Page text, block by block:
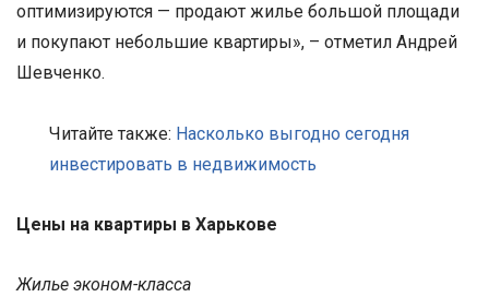
оптимизируются — продают жилье большой площади
и покупают небольшие квартиры», – отметил Андрей
Шевченко.
Читайте также: Насколько выгодно сегодня
инвестировать в недвижимость
Цены на квартиры в Харькове
Жилье эконом-класса